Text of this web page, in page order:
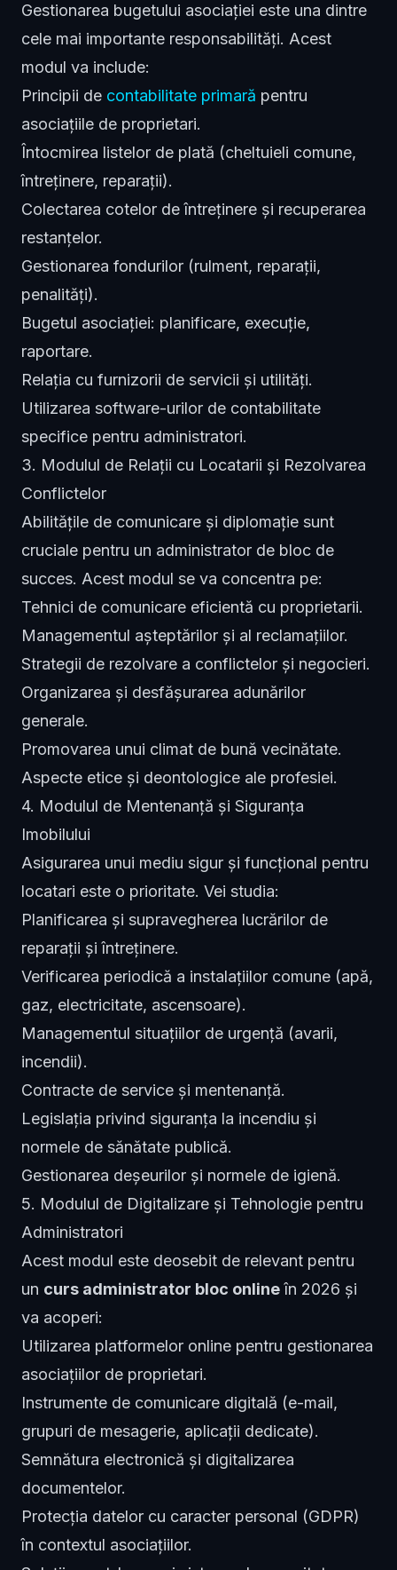
Gestionarea bugetului asociației este una dintre
cele mai importante responsabilități. Acest
modul va include:
Principii de contabilitate primară pentru
asociațiile de proprietari.
Întocmirea listelor de plată (cheltuieli comune,
întreținere, reparații).
Colectarea cotelor de întreținere și recuperarea
restanțelor.
Gestionarea fondurilor (rulment, reparații,
penalități).
Bugetul asociației: planificare, execuție,
raportare.
Relația cu furnizorii de servicii și utilități.
Utilizarea software-urilor de contabilitate
specifice pentru administratori.
3. Modulul de Relații cu Locatarii și Rezolvarea
Conflictelor
Abilitățile de comunicare și diplomație sunt
cruciale pentru un administrator de bloc de
succes. Acest modul se va concentra pe:
Tehnici de comunicare eficientă cu proprietarii.
Managementul așteptărilor și al reclamațiilor.
Strategii de rezolvare a conflictelor și negocieri.
Organizarea și desfășurarea adunărilor
generale.
Promovarea unui climat de bună vecinătate.
Aspecte etice și deontologice ale profesiei.
4. Modulul de Mentenanță și Siguranța
Imobilului
Asigurarea unui mediu sigur și funcțional pentru
locatari este o prioritate. Vei studia:
Planificarea și supravegherea lucrărilor de
reparații și întreținere.
Verificarea periodică a instalațiilor comune (apă,
gaz, electricitate, ascensoare).
Managementul situațiilor de urgență (avarii,
incendii).
Contracte de service și mentenanță.
Legislația privind siguranța la incendiu și
normele de sănătate publică.
Gestionarea deșeurilor și normele de igienă.
5. Modulul de Digitalizare și Tehnologie pentru
Administratori
Acest modul este deosebit de relevant pentru
un curs administrator bloc onlineîn 2026 și
va acoperi:
Utilizarea platformelor online pentru gestionarea
asociațiilor de proprietari.
Instrumente de comunicare digitală (e-mail,
grupuri de mesagerie, aplicații dedicate).
Semnătura electronică și digitalizarea
documentelor.
Protecția datelor cu caracter personal (GDPR)
în contextul asociațiilor.